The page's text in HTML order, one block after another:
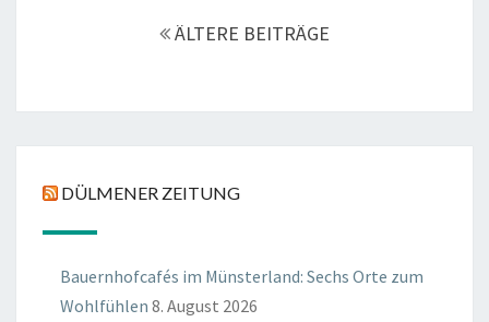
ÄLTERE BEITRÄGE
DÜLMENER ZEITUNG
Bauernhofcafés im Münsterland: Sechs Orte zum
Wohlfühlen 8. August 2026